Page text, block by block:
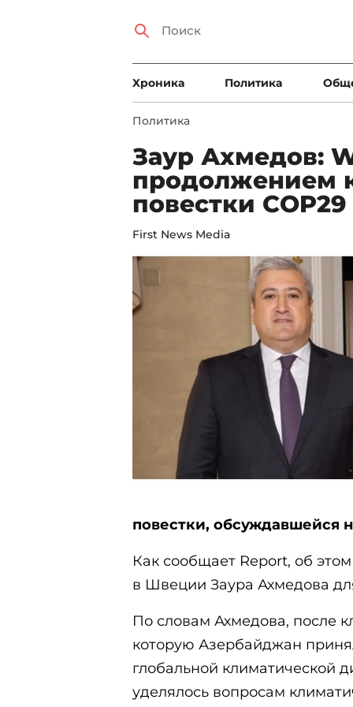
Xроника Политика
Политика
Заур Ахмедов:
продолжением
повестки COP29
First News Media
повестки, обсуждавшейся
Как сообщает Report, об
в Швеции Заура Ахмедова
По словам Ахмедова, после
которую Азербайджан
глобальной климатической
уделялось вопросам